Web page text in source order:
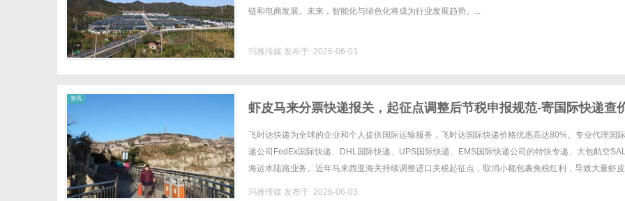
链和电商发展。未来，智能化与绿色化将成为行业发展趋势。...
玛雅传媒 发布于 2026-06-03
资讯
虾皮马来分票快递报关，起征点调整后节税申报规范-寄国际快递查
格_上飞时达快递官网
飞时达快递为全球的企业和个人提供国际运输服务，飞时达国际快递价格优惠高达80%。专业代理国
递公司FedEx国际快递、DHL国际快递、UPS国际快递、EMS国际快递公司的特快专递、大包航空
海运水陆路业务。近年马来西亚海关持续调整进口关税起征点，取消小额包裹免税红利，导致大量虾
玛雅传媒 发布于 2026-06-03